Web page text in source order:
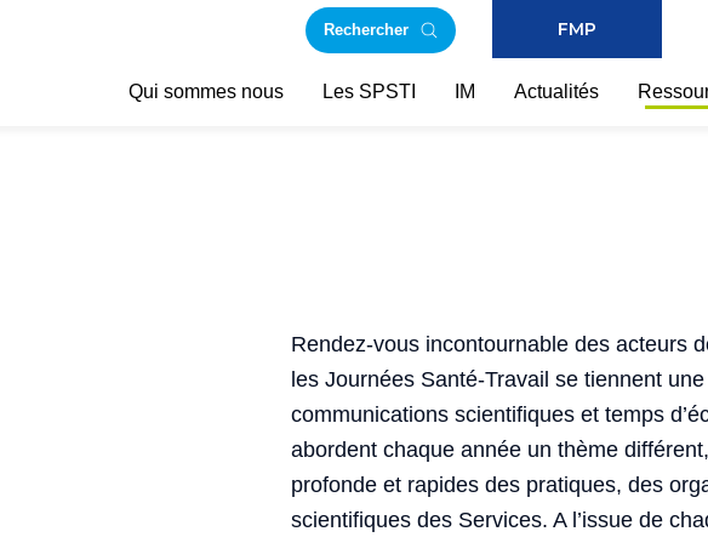
Rechercher FMP
Qui sommes nous Les SPSTI IM Actualités
Rendez-vous incontournable des acteurs
les Journées Santé-Travail se tiennent
communications scientifiques et temps
abordent chaque année un thème
profonde et rapides des pratiques, des
scientifiques des Services. A l’issue de